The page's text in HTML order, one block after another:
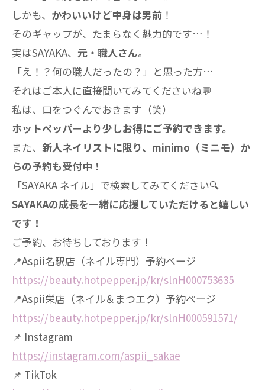
しかも、 かわいいけど中身は男前 ！
そのギャップが、たまらなく魅力的です…！
実はSAYAKA、 元・職人さん。
「え！？何の職人だったの？」と思った方…
それはご本人に直接聞いてみてくださいね💬
私は、口をつぐんでおきます（笑）
ホットペッパーより少しお得にご予約できます。
また、 新人ネイリストに限り、minimo（ミニモ）か
らの予約も受付中！
「SAYAKA ネイル」で検索してみてください🔍
SAYAKAの成長を一緒に応援していただけると嬉しい
です！
ご予約、お待ちしております！
📍Aspii名駅店（ネイル専門）予約ページ
https://beauty.hotpepper.jp/kr/slnH000753635
📍Aspii栄店（ネイル＆まつエク）予約ページ
https://beauty.hotpepper.jp/kr/slnH000591571/
📌 Instagram
https://instagram.com/aspii_sakae
📌 TikTok